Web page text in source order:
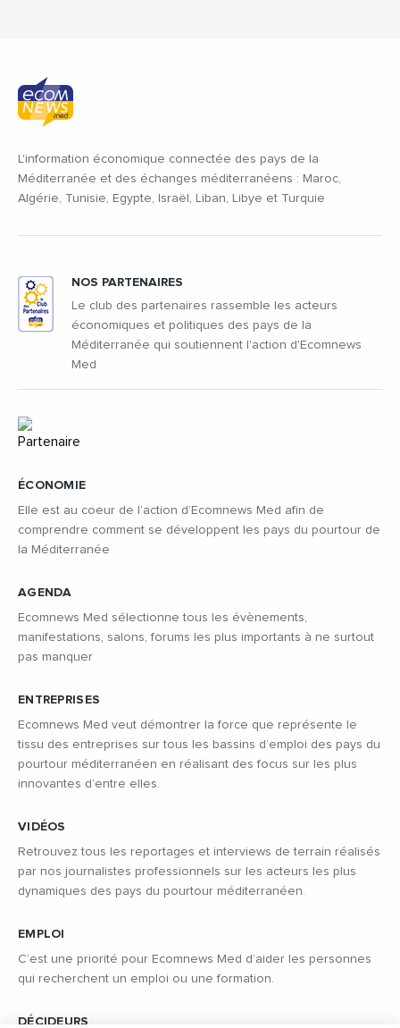
L'information économique connectée des pays de la
Méditerranée et des échanges méditerranéens : Maroc,
Algérie, Tunisie, Egypte, Israël, Liban, Libye et Turquie
ÉCONOMIE
Elle est au coeur de l’action d’Ecomnews Med afin de
comprendre comment se développent les pays du pourtour de
la Méditerranée
AGENDA
Ecomnews Med sélectionne tous les évènements,
manifestations, salons, forums les plus importants à ne surtout
pas manquer
ENTREPRISES
Ecomnews Med veut démontrer la force que représente le
tissu des entreprises sur tous les bassins d’emploi des pays du
pourtour méditerranéen en réalisant des focus sur les plus
innovantes d’entre elles.
VIDÉOS
Retrouvez tous les reportages et interviews de terrain réalisés
par nos journalistes professionnels sur les acteurs les plus
dynamiques des pays du pourtour méditerranéen.
EMPLOI
C’est une priorité pour Ecomnews Med d’aider les personnes
qui recherchent un emploi ou une formation.
DÉCIDEURS
NOS PARTENAIRES
Le club des partenaires rassemble les acteurs
économiques et politiques des pays de la
Méditerranée qui soutiennent l'action d'Ecomnews
Med